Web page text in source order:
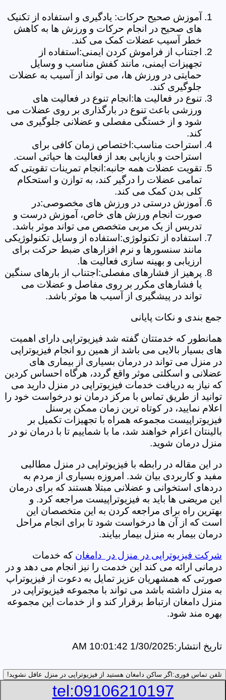
آموزش صحیح حرکات: یادگیری و استفاده از تکنیک
های صحیح در انجام حرکات و ورزش ها به کاهش
خطر آسیب عضلات کمک می کند.
اجتناب از فراموش کردن ایمنی:استفاده از
تجهیزات ایمنی، مانند کفش مناسب و وسایل
حمایتی در ورزش ها، می تواند از آسیب به عضلات
جلوگیری کند.
تنوع در فعالیت ها:انجام تنوع در فعالیت های
ورزشی باعث تنوع در بارگذاری بر روی عضلات می
شود و از خستگی مفصلی و عضلانی جلوگیری می
کند.
استراحت مناسب:اختصاص زمان کافی برای
استراحت و بازیابی بعد از فعالیت ها حیاتی است.
تقویت عضلات همه جانبه:انجام تمرینات تقویتی که
تمامی عضلات را درگیر کند، به توازن و استحکام
کلی بدن کمک می کند.
آموزش درستی در ورزش های مخصوصی:در
صورت انجام ورزش های خاص، آموزش درست و
تدریس از یک مربی متخصص می تواند موثر باشد.
استفاده از تکنولوژی:استفاده از وسایل تکنولوژیکی
مانند سنسورها و نرم افزارهای ضبط حرکت برای
ارزیابی و بهینه سازی فعالیت ها.
پرهیز از فشارهای مفصلی:اجتناب از بارهای سنگین
یا فشارهای مکرر بر روی مفاصل و عضلات می
تواند در پیشگیری از آسیب ها موثر باشد.
جمع بندی و نکات پایانی
همانطور که خدمتتان گفته شد فیزیوتراپی دارای اهمیت
های بسیار بالایی می باشد از همین رو انجام فیزیوتراپی
در منزل می تواند در درمان بسیاری از بیماری های
عضلانی و اسکلتی موثر واقع گردد، هرگاه احساس کردین
که نیاز به دریافت خدمات فیزیوتراپی در منزل دارید می
توانید از طریق تماس با مرکز درمان نو درخواست خود را
اعلام نمایید، در کوتاه ترین زمان ممکن پرسنل
فیزیوتراپیست مجموعه همراه با تجهیزات تکمیل بر
بالینتان اعزام خواهند شد، ما با شماییم تا با درمان نو در
منزل درمان شوید.
در این مقاله در رابطه با فیزیوتراپی در منزل مطالبی
مفید و کاربردی بیان شد. امروزه بسیاری از مردم به
دردهای استخوانی و عضلانی مبتلا هستند که برای درمان
این مریضی ها باید به فیزیوتراپیست مراجعه کرد. و
بهترین راه برای مراجعه کردن به این متخصصان این
است که از آن ها درخواست شود تا برای انجام مراحل
درمان بیمار به منزل بیمار بیایند.
شرکت فیزیوتراپی در منزل در دامغان که خدمات
درمانی ارائه می کند این خدمت را نیز انجام می دهد و در
صورتی که همشهریان عزیز تمایل به دعوت از فیزیوتراپ
به منزل داشته باشد می تواند با مجموعه فیزیوتراپی در
منزل دامغان ارتباط برقرار کند و از خدمات این مجموعه
بهره مند شود.
تاریخ انتشار:1/30/2025 10:01:42 AM
تلفن تماس فوری: اگر ساکن دامغان هستید از فیزیوتراپی در منزل عافل نشوید!
tel:09106210197